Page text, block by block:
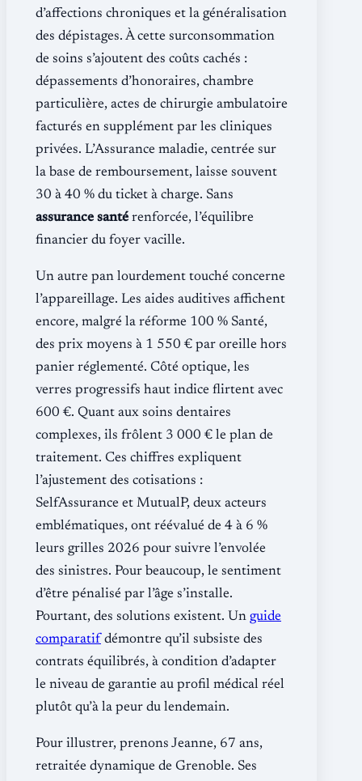
d’affections chroniques et la généralisation
des dépistages. À cette surconsommation
de soins s’ajoutent des coûts cachés :
dépassements d’honoraires, chambre
particulière, actes de chirurgie ambulatoire
facturés en supplément par les cliniques
privées. L’Assurance maladie, centrée sur
la base de remboursement, laisse souvent
30 à 40 % du ticket à charge. Sans
assurance santé renforcée, l’équilibre
financier du foyer vacille.
Un autre pan lourdement touché concerne
l’appareillage. Les aides auditives affichent
encore, malgré la réforme 100 % Santé,
des prix moyens à 1 550 € par oreille hors
panier réglementé. Côté optique, les
verres progressifs haut indice flirtent avec
600 €. Quant aux soins dentaires
complexes, ils frôlent 3 000 € le plan de
traitement. Ces chiffres expliquent
l’ajustement des cotisations :
SelfAssurance et MutualP, deux acteurs
emblématiques, ont réévalué de 4 à 6 %
leurs grilles 2026 pour suivre l’envolée
des sinistres. Pour beaucoup, le sentiment
d’être pénalisé par l’âge s’installe.
Pourtant, des solutions existent. Un guide
comparatif démontre qu’il subsiste des
contrats équilibrés, à condition d’adapter
le niveau de garantie au profil médical réel
plutôt qu’à la peur du lendemain.
Pour illustrer, prenons Jeanne, 67 ans,
retraitée dynamique de Grenoble. Ses